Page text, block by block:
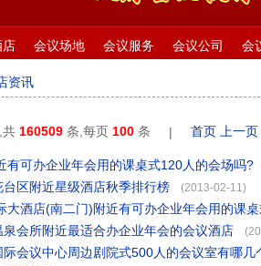
店 会议场地 会议服务 会议公司 会
资讯
共 160509 条,每页 100 条 | 首页 上一页
有可办企业年会用的课桌式120人的会场吗?
区附近星级酒店秋季排行榜
(2013-02-11)
大酒店(南二门)附近有可办企业年会用的课
会所附近最适合办企业年会的会议酒店
会议中心周边剧院式500人的会议室有哪几